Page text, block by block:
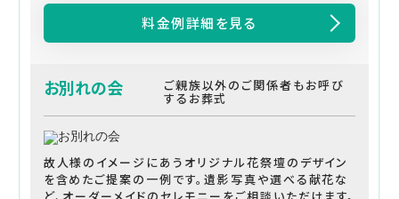
料金例詳細を見る
お別れの会 ご親族以外のご関係者もお呼び
するお葬式
故人様のイメージにあうオリジナル花祭壇のデザイン
を含めたご提案の一例です。遺影写真や選べる献花な